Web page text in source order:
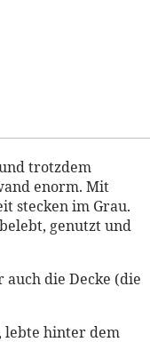
trotzdem
enorm. Mit
stecken im Grau.
genutzt und
die Decke (die
lebte hinter dem